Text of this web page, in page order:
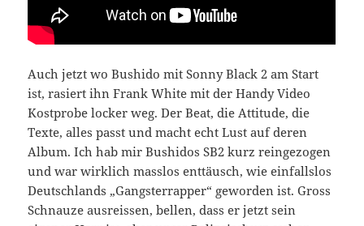
Auch jetzt wo Bushido mit Sonny Black 2 am Start
ist, rasiert ihn Frank White mit der Handy Video
Kostprobe locker weg. Der Beat, die Attitude, die
Texte, alles passt und macht echt Lust auf deren
Album. Ich hab mir Bushidos SB2 kurz reingezogen
und war wirklich masslos enttäusch, wie einfallslos
Deutschlands „Gangsterrapper“ geworden ist. Gross
Schnauze ausreissen, bellen, dass er jetzt sein